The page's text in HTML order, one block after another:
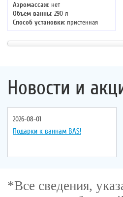
Аэромассаж: нет
Объем ванны: 290 л
Способ установки: пристенная
Хромотерапия: нет
Длина: 170 см
Ширина: 104 см
Новости и
2026-08-01
Подарки к ваннам BAS!
*Все сведения,